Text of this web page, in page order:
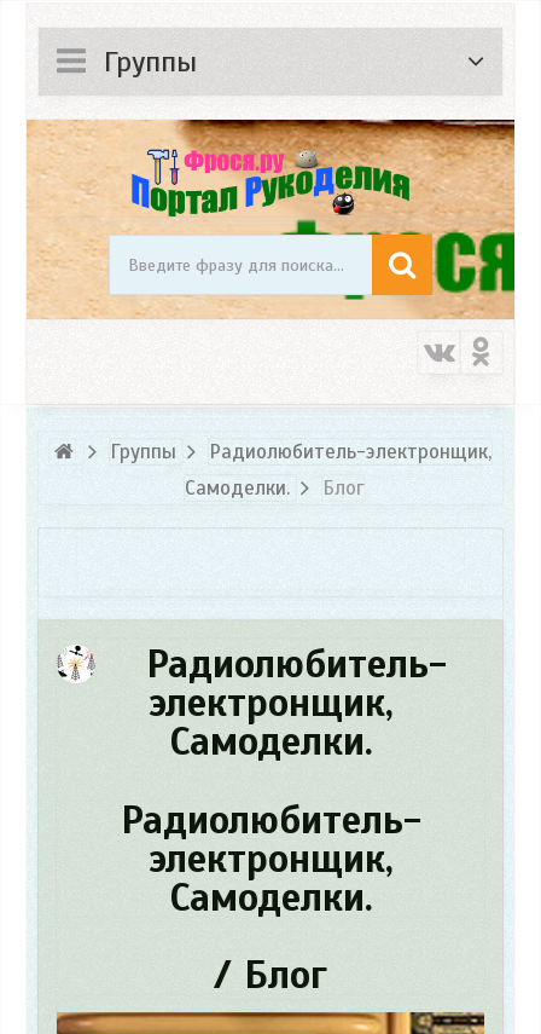
Группы
Группы
Радиолюбитель-электронщик,
Самоделки.
Блог
Радиолюбитель-
электронщик,
Самоделки.
Радиолюбитель-
электронщик,
Самоделки.
/ Блог